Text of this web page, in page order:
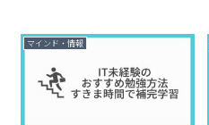
マインド・情報